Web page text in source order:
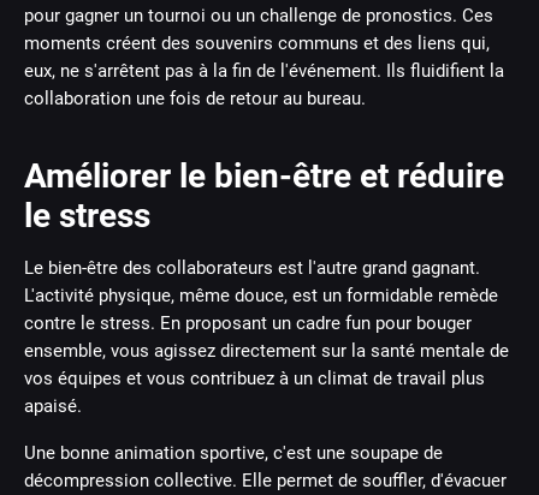
pour gagner un tournoi ou un challenge de pronostics. Ces
moments créent des souvenirs communs et des liens qui,
eux, ne s'arrêtent pas à la fin de l'événement. Ils fluidifient la
collaboration une fois de retour au bureau.
Améliorer le bien-être et réduire
le stress
Le bien-être des collaborateurs est l'autre grand gagnant.
L'activité physique, même douce, est un formidable remède
contre le stress. En proposant un cadre fun pour bouger
ensemble, vous agissez directement sur la santé mentale de
vos équipes et vous contribuez à un climat de travail plus
apaisé.
Une bonne animation sportive, c'est une soupape de
décompression collective. Elle permet de souffler, d'évacuer